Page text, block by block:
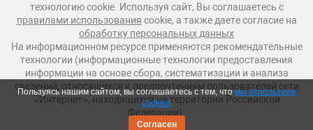
технологию cookie. Используя сайт, Вы соглашаетесь с
правилами использования cookie, а также даете согласие на
обработку персональных данных
На информационном ресурсе применяются рекомендательные
технологии (информационные технологии предоставления
информации на основе сбора, систематизации и анализа
сведений, относящихся к предпочтениям пользователей сети
«Интернет», находящихся на территории Российской
Федерации).
Пользуясь нашим сайтом, вы соглашаетесь с тем, чтомы используем
cookies
Согласен